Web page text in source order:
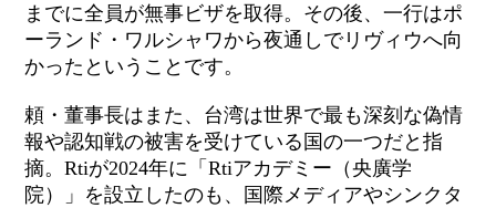
までに全員が無事ビザを取得。その後、一行はポ
ーランド・ワルシャワから夜通しでリヴィウへ向
かったということです。
頼・董事長はまた、台湾は世界で最も深刻な偽情
報や認知戦の被害を受けている国の一つだと指
摘。Rtiが2024年に「Rtiアカデミー（央廣学
院）」を設立したのも、国際メディアやシンクタ